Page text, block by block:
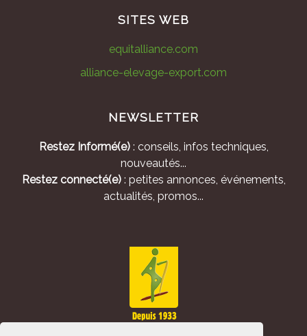
SITES WEB
equitalliance.com
alliance-elevage-export.com
NEWSLETTER
Restez Informé(e): conseils, infos techniques,
nouveautés...
Restez connecté(e): petites annonces, événements,
actualités, promos...